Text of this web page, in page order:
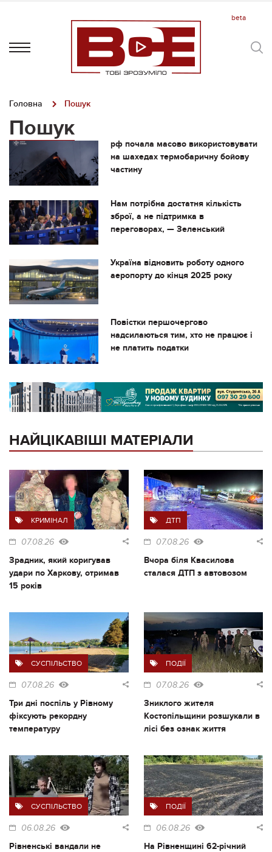
Головна Пошук
Пошук
рф почала масово використовувати
на шахедах термобаричну бойову
частину
Нам потрібна достатня кількість
зброї, а не підтримка в
переговорах, — Зеленський
Україна відновить роботу одного
аеропорту до кінця 2025 року
Повістки першочергово
надсилаються тим, хто не працює і
не платить податки
НАЙЦІКАВІШІ МАТЕРІАЛИ
КРИМІНАЛ
07.08.26
Зрадник, який коригував
удари по Харкову, отримав
15 років
ДТП
07.08.26
Вчора біля Квасилова
сталася ДТП з автовозом
СУСПІЛЬСТВО
07.08.26
Три дні поспіль у Рівному
фіксують рекордну
температуру
ПОДІЇ
07.08.26
Зниклого жителя
Костопільщини розшукали в
лісі без ознак життя
СУСПІЛЬСТВО
06.08.26
Рівненські вандали не
ПОДІЇ
06.08.26
На Рівненщині 62-річний